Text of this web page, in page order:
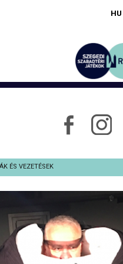
HU
ÉS VEZETÉSEK